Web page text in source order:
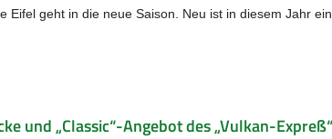
Eifel geht in die neue Saison. Neu ist in diesem Jahr
und „Classic“-Angebot des „Vulkan-